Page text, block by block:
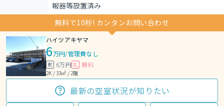
報器等設置済み
無料で10秒! カンタンお問い合わせ
ハイツアキヤマ
6万円/管理費なし
敷 6万円 礼 無料
2K / 33㎡ / 2階
最新の空室状況が知りたい